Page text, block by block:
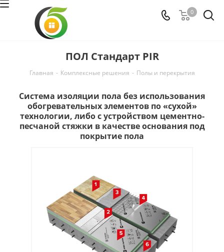
0
ПОЛ Стандарт PIR
Главная - Комплексные решения - Полы и перекрытия
Система изоляции пола без использования
обогревательных элементов по «сухой»
технологии, либо с устройством цементно-
песчаной стяжки в качестве основания под
покрытие пола